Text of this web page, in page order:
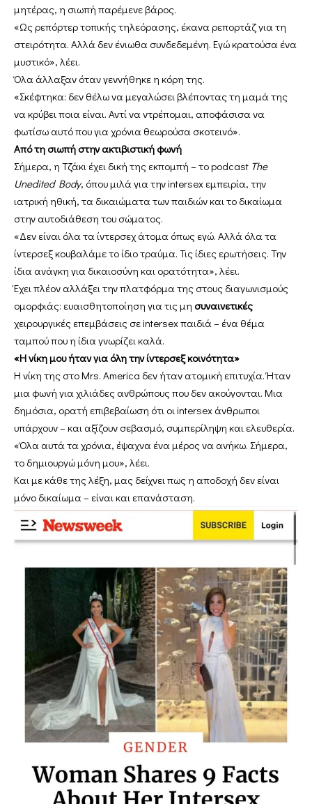
μητέρας, η σιωπή παρέμενε βάρος.
«Ως ρεπόρτερ τοπικής τηλεόρασης, έκανα ρεπορτάζ για τη
στειρότητα. Αλλά δεν ένιωθα συνδεδεμένη. Εγώ κρατούσα ένα
μυστικό», λέει.
Όλα άλλαξαν όταν γεννήθηκε η κόρη της.
«Σκέφτηκα: δεν θέλω να μεγαλώσει βλέποντας τη μαμά της
να κρύβει ποια είναι. Αντί να ντρέπομαι, αποφάσισα να
φωτίσω αυτό που για χρόνια θεωρούσα σκοτεινό».
Από τη σιωπή στην ακτιβιστική φωνή
Σήμερα, η Τζάκι έχει δική της εκπομπή – το podcast The
Unedited Body, όπου μιλά για την intersex εμπειρία, την
ιατρική ηθική, τα δικαιώματα των παιδιών και το δικαίωμα
στην αυτοδιάθεση του σώματος.
«Δεν είναι όλα τα ίντερσεχ άτομα όπως εγώ. Αλλά όλα τα
ίντερσεξ κουβαλάμε το ίδιο τραύμα. Τις ίδιες ερωτήσεις. Την
ίδια ανάγκη για δικαιοσύνη και ορατότητα», λέει.
Έχει πλέον αλλάξει την πλατφόρμα της στους διαγωνισμούς
ομορφιάς: ευαισθητοποίηση για τις μη συναινετικές
χειρουργικές επεμβάσεις σε intersex παιδιά – ένα θέμα
ταμπού που η ίδια γνωρίζει καλά.
«Η νίκη μου ήταν για όλη την ίντερσεξ κοινότητα»
Η νίκη της στο Mrs. America δεν ήταν ατομική επιτυχία. Ήταν
μια φωνή για χιλιάδες ανθρώπους που δεν ακούγονται. Μια
δημόσια, ορατή επιβεβαίωση ότι οι intersex άνθρωποι
υπάρχουν – και αξίζουν σεβασμό, συμπερίληψη και ελευθερία.
«Όλα αυτά τα χρόνια, έψαχνα ένα μέρος να ανήκω. Σήμερα,
το δημιουργώ μόνη μου», λέει.
Και με κάθε της λέξη, μας δείχνει πως η αποδοχή δεν είναι
μόνο δικαίωμα – είναι και επανάσταση.